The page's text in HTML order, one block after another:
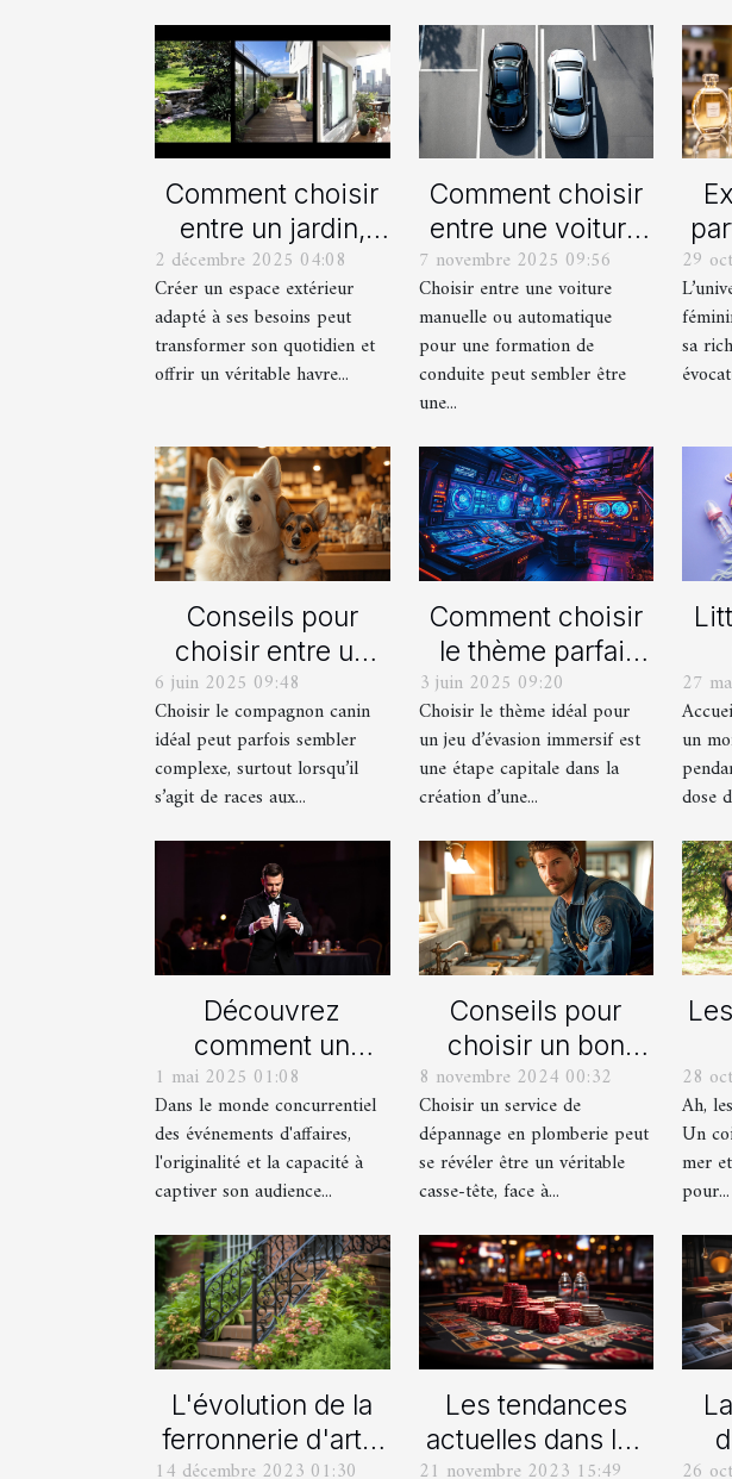
Comment choisir
entre un jardin,
une terrasse et un
balcon pour votre
espace extérieur ?
2 décembre 2025 04:08
Créer un espace extérieur
adapté à ses besoins peut
transformer son quotidien et
offrir un véritable havre...
Comment choisir
entre une voiture
manuelle ou
automatique pour
votre formation de
conduite ?
7 novembre 2025 09:56
Choisir entre une voiture
manuelle ou automatique
pour une formation de
conduite peut sembler être
une...
29
sa
Conseils pour
choisir entre un
berger blanc
suisse et un
berger américain
miniature
6 juin 2025 09:48
Choisir le compagnon canin
idéal peut parfois sembler
complexe, surtout lorsqu’il
s’agit de races aux...
Comment choisir
le thème parfait
pour votre
prochain jeu
d'évasion
immersif
3 juin 2025 09:20
Choisir le thème idéal pour
un jeu d’évasion immersif est
une étape capitale dans la
création d’une...
27
un
dose
Découvrez
comment un
spectacle de
magie transforme
les événements
professionnels
1 mai 2025 01:08
Dans le monde concurrentiel
des événements d'affaires,
l'originalité et la capacité à
captiver son audience...
Conseils pour
choisir un bon
service de
dépannage en
plomberie
8 novembre 2024 00:32
Choisir un service de
dépannage en plomberie peut
se révéler être un véritable
casse-tête, face à...
et
28
Ah,
Un
mer
pour...
L'évolution de la
ferronnerie d'art à
14 décembre 2023 01:30
Les tendances
actuelles dans les
21 novembre 2023 15:49 26